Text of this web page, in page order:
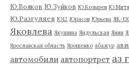
Ю.Волков Ю.Зуйков Ю.Козырев
Ю.Разгуляев Ю12 Юрасов Юрьева ЯК-
Яковлева Якушина Яндульская Янин
Ярославская область Ярошенко абажур
автомобили автопортрет аз